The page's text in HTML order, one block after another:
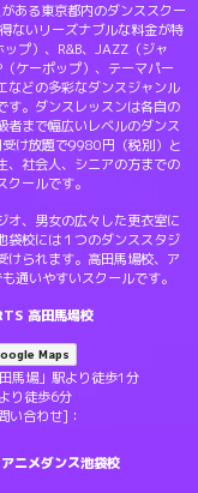
ある東京都内のダンススクー
ないリーズナブルな料金が特
プ）、R&B、JAZZ（ジャ
ケーポップ）、テーマパー
などの多彩なダンスジャンル
す。ダンスレッスンは各自の
者まで幅広いレベルのダンス
け放題で9980円（税別）と
、社会人、シニアの方までの
ールです。
オ、男女の広々した更衣室に
袋校には１つのダンススタジ
けられます。高田馬場校、ア
通いやすいスクールです。
高田馬場校
Maps
馬場」駅より徒歩1分
り徒歩6分
い合わせ]：
ニメダンス池袋校